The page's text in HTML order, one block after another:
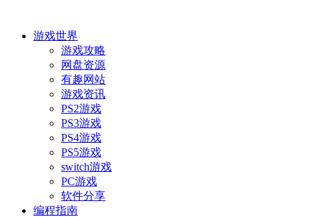
游戏世界
游戏攻略
网盘资源
有趣网站
游戏资讯
PS2游戏
PS3游戏
PS4游戏
PS5游戏
switch游戏
PC游戏
软件分享
编程指南